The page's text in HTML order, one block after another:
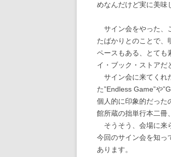
めなんだけど実に美味
サイン会をやった、
たばかりとのことで、
ペースもある、とても
イ・ブック・ストアだ
サイン会に来てくれ
た”Endless Game”や
個人的に印象的だった
館所蔵の拙単行本二冊
そうそう、会場に来
今回のサイン会を知っ
あります。